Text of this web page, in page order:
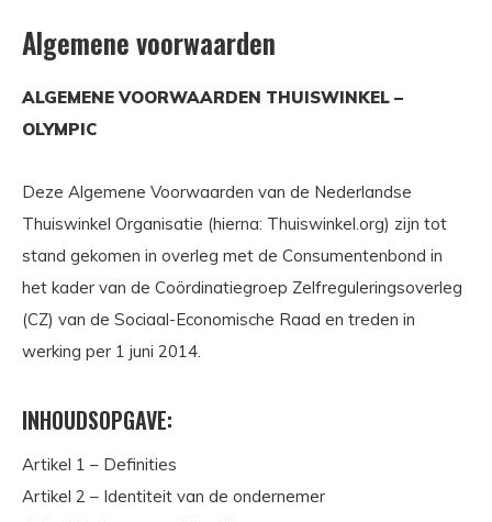
Algemene voorwaarden
ALGEMENE VOORWAARDEN THUISWINKEL –
OLYMPIC
Deze Algemene Voorwaarden van de Nederlandse
Thuiswinkel Organisatie (hierna: Thuiswinkel.org) zijn tot
stand gekomen in overleg met de Consumentenbond in
het kader van de Coördinatiegroep Zelfreguleringsoverleg
(CZ) van de Sociaal-Economische Raad en treden in
werking per 1 juni 2014.
INHOUDSOPGAVE:
Artikel 1 – Definities
Artikel 2 – Identiteit van de ondernemer